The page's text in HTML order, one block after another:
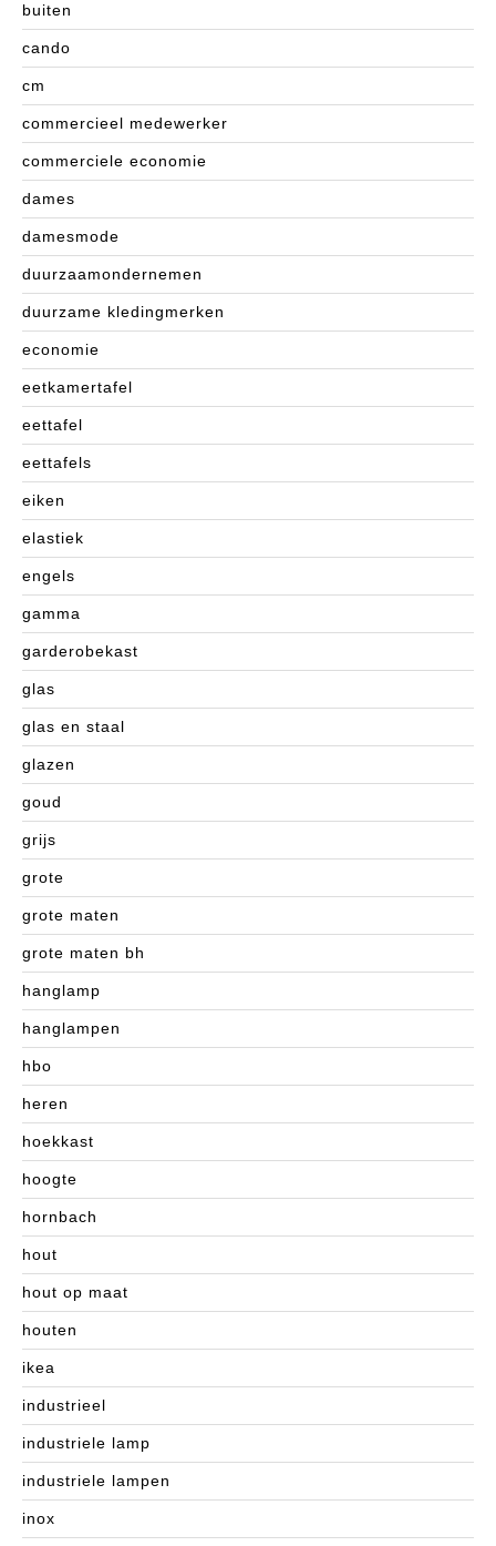
buiten
cando
cm
commercieel medewerker
commerciele economie
dames
damesmode
duurzaamondernemen
duurzame kledingmerken
economie
eetkamertafel
eettafel
eettafels
eiken
elastiek
engels
gamma
garderobekast
glas
glas en staal
glazen
goud
grijs
grote
grote maten
grote maten bh
hanglamp
hanglampen
hbo
heren
hoekkast
hoogte
hornbach
hout
hout op maat
houten
ikea
industrieel
industriele lamp
industriele lampen
inox